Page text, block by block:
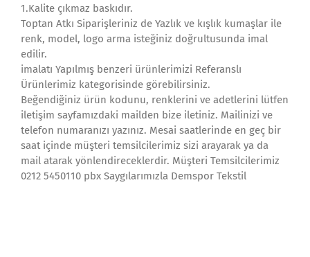
1.Kalite çıkmaz baskıdır.
Toptan Atkı Siparişleriniz de Yazlık ve kışlık kumaşlar ile
renk, model, logo arma isteğiniz doğrultusunda imal
edilir.
imalatı Yapılmış benzeri ürünlerimizi Referanslı
Ürünlerimiz kategorisinde görebilirsiniz.
Beğendiğiniz ürün kodunu, renklerini ve adetlerini lütfen
iletişim sayfamızdaki mailden bize iletiniz. Mailinizi ve
telefon numaranızı yazınız. Mesai saatlerinde en geç bir
saat içinde müşteri temsilcilerimiz sizi arayarak ya da
mail atarak yönlendireceklerdir. Müşteri Temsilcilerimiz
0212 5450110 pbx Saygılarımızla Demspor Tekstil